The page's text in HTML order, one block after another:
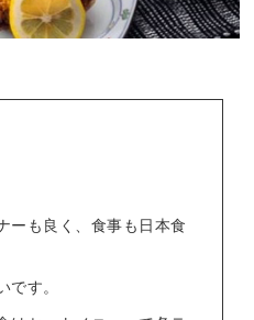
ーも良く、食事も日本食
です。